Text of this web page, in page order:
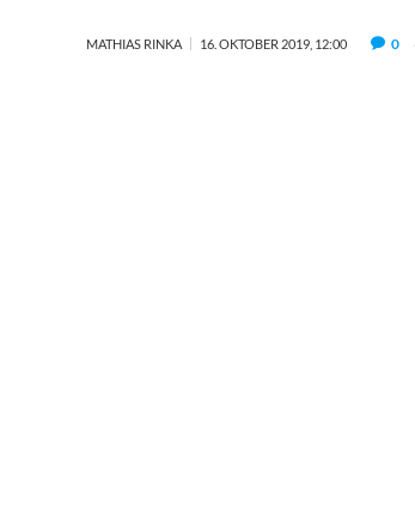
MATHIAS RINKA 16. OKTOBER 2019, 12:00 0